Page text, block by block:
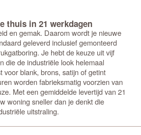
thuis in 21 werkdagen
en gemak. Daarom wordt je nieuwe
geleverd inclusief gemonteerd
Je hebt de keuze uit vijf
die de industriële look helemaal
voor blank, brons, satijn of getint
worden fabrieksmatig voorzien van
Met een gemiddelde levertijd van 21
woning sneller dan je denkt die
uitstraling.